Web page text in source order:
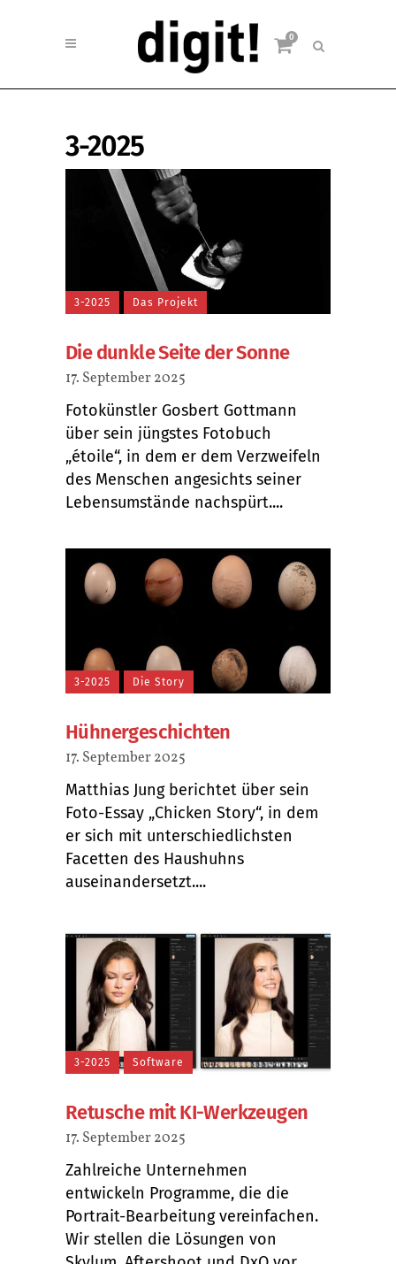
0
3-2025
3-2025 Das Projekt
Die dunkle Seite der Sonne
17. September 2025
Fotokünstler Gosbert Gottmann
über sein jüngstes Fotobuch
„étoile“, in dem er dem Verzweifeln
des Menschen angesichts seiner
Lebensumstände nachspürt....
3-2025 Die Story
Hühnergeschichten
17. September 2025
Matthias Jung berichtet über sein
Foto-Essay „Chicken Story“, in dem
er sich mit unterschiedlichsten
Facetten des Haushuhns
auseinandersetzt....
3-2025 Software
Retusche mit KI-Werkzeugen
17. September 2025
Zahlreiche Unternehmen
entwickeln Programme, die die
Portrait-Bearbeitung vereinfachen.
Wir stellen die Lösungen von